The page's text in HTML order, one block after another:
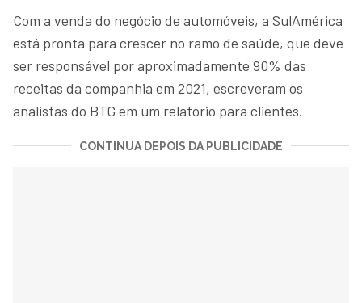
Com a venda do negócio de automóveis, a SulAmérica
está pronta para crescer no ramo de saúde, que deve
ser responsável por aproximadamente 90% das
receitas da companhia em 2021, escreveram os
analistas do BTG em um relatório para clientes.
CONTINUA DEPOIS DA PUBLICIDADE